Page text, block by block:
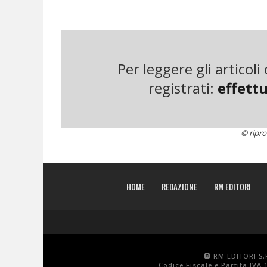
(gabbia).
Oggi, con tutti i profondi cambiamenti
passando da un’economia agricola a basso
lavorazione del mondo.Questo ha fatto salire
dell’ambiente (come il V-A-C) è uno degli
mondo per inquinamento atmosferico urbano.
Per leggere gli articoli
registrati:
©
HOME REDAZIONE RM EDITORI
RM EDITORI
Codice Fiscale e Partita IVA